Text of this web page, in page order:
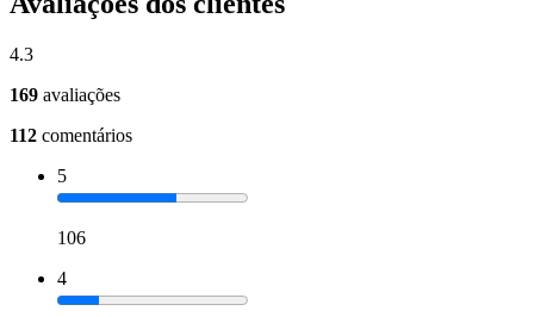
4.3
169 avaliações
112 comentários
5
106
4